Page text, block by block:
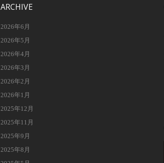
ARCHIVE
2026年6月
2026年5月
2026年4月
2026年3月
2026年2月
2026年1月
2025年12月
2025年11月
2025年9月
2025年8月